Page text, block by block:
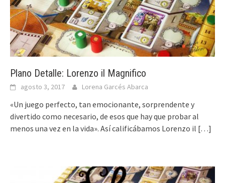
Plano Detalle: Lorenzo il Magnifico
agosto 3, 2017 Lorena Garcés Abarca
«Un juego perfecto, tan emocionante, sorprendente y
divertido como necesario, de esos que hay que probar al
menos una vez en la vida». Así calificábamos Lorenzo il […]